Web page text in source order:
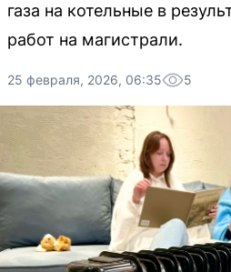
газа на котельные в
работ на магистрали.
25 февраля, 2026, 06:35 5